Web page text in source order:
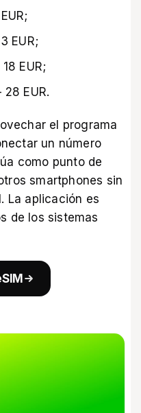
EUR;
EUR;
EUR.
el programa
un número
como punto de
smartphones sin
La aplicación es
de los sistemas